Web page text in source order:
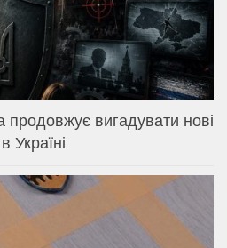
продовжує вигадувати нові
Україні